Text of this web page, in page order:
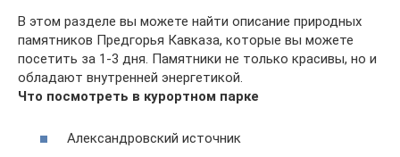
В этом разделе вы можете найти описание природных
памятников Предгорья Кавказа, которые вы можете
посетить за 1-3 дня. Памятники не только красивы, но и
обладают внутренней энергетикой.
Что посмотреть в курортном парке
Александровский источник